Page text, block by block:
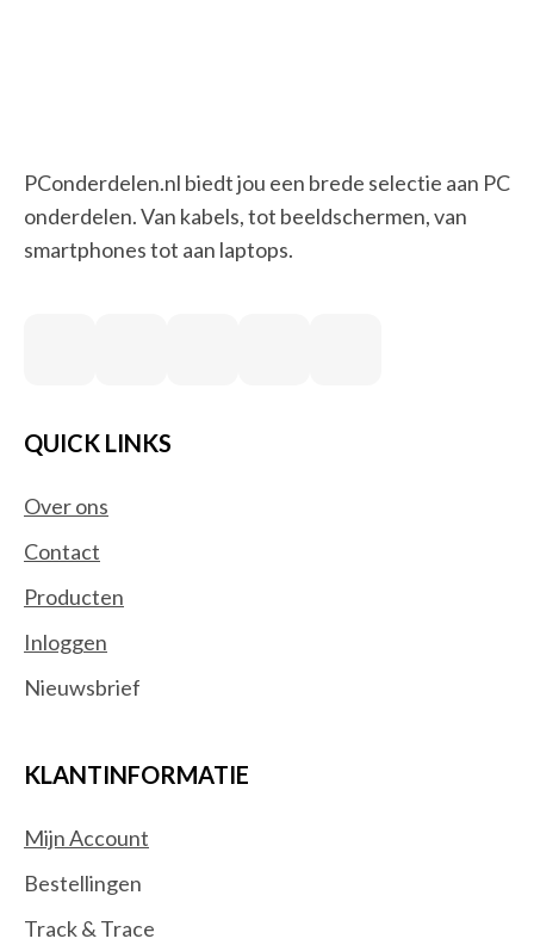
PConderdelen.nl biedt jou een brede selectie aan PC
onderdelen. Van kabels, tot beeldschermen, van
smartphones tot aan laptops.
QUICK LINKS
Over ons
Contact
Producten
Inloggen
Nieuwsbrief
KLANTINFORMATIE
Mijn Account
Bestellingen
Track & Trace